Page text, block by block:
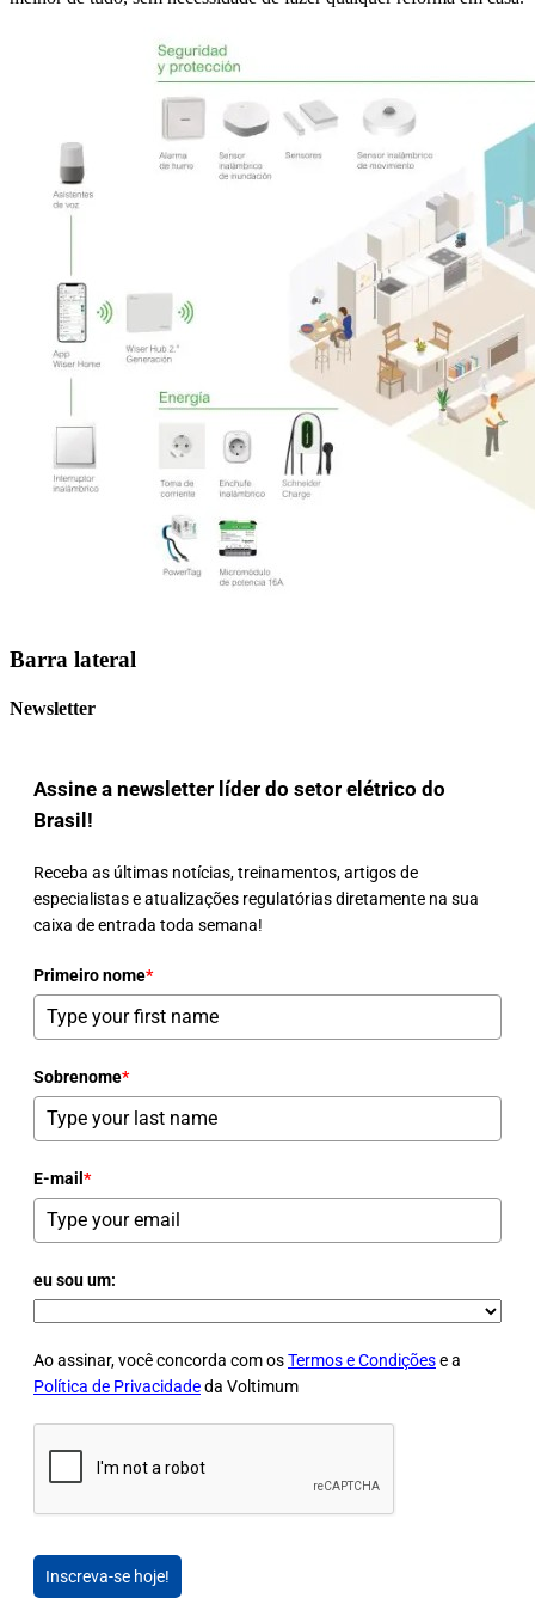
Barra lateral
Newsletter
Assine a newsletter líder do setor elétrico do
Brasil!
Receba as últimas notícias, treinamentos, artigos de
especialistas e atualizações regulatórias diretamente na sua
caixa de entrada toda semana!
Primeiro nome*
Sobrenome*
E-mail *
eu sou um:
Ao assinar, você concorda com osTermos e Condiçõese a
Política de Privacidadeda Voltimum
Inscreva-se hoje!